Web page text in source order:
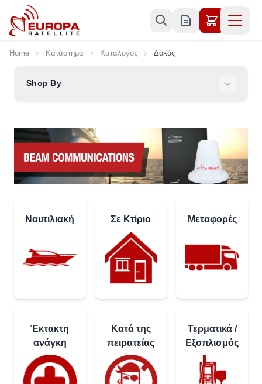
Skip to Content
Home Κατάστημα Κατάλογος Δοκός
Shop By
Ναυτιλιακή Σε Κτίριο Μεταφορές
Έκτακτη
ανάγκη
Κατά της
πειρατείας
Τερματικά /
Εξοπλισμός